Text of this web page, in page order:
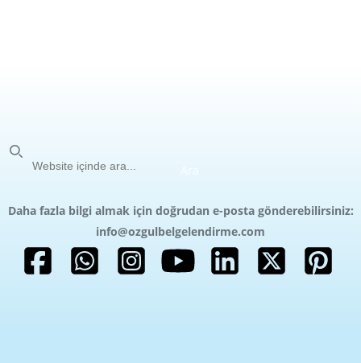
Ara
Daha fazla bilgi almak için doğrudan e-posta gönderebilirsiniz:
info@ozgulbelgelendirme.com